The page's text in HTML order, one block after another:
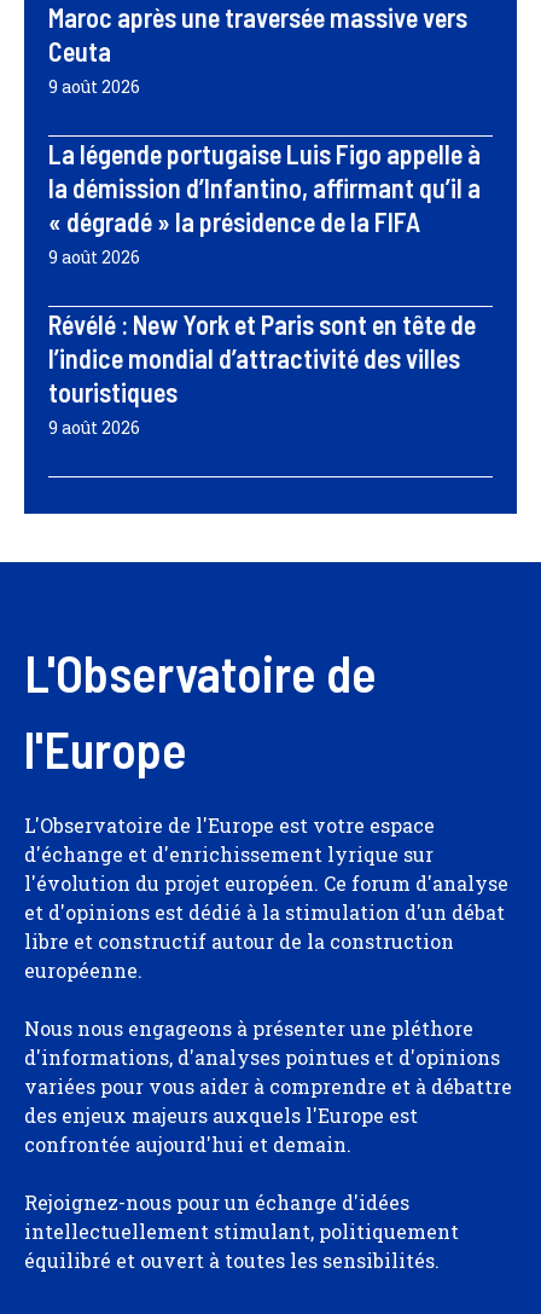
Maroc après une traversée massive vers
Ceuta
9 août 2026
La légende portugaise Luis Figo appelle à
la démission d’Infantino, affirmant qu’il a
« dégradé » la présidence de la FIFA
9 août 2026
Révélé : New York et Paris sont en tête de
l’indice mondial d’attractivité des villes
touristiques
9 août 2026
L'Observatoire de
l'Europe
L'Observatoire de l'Europe est votre espace
d'échange et d'enrichissement lyrique sur
l'évolution du projet européen. Ce forum d'analyse
et d'opinions est dédié à la stimulation d'un débat
libre et constructif autour de la construction
européenne.
Nous nous engageons à présenter une pléthore
d'informations, d'analyses pointues et d'opinions
variées pour vous aider à comprendre et à débattre
des enjeux majeurs auxquels l'Europe est
confrontée aujourd'hui et demain.
Rejoignez-nous pour un échange d'idées
intellectuellement stimulant, politiquement
équilibré et ouvert à toutes les sensibilités.